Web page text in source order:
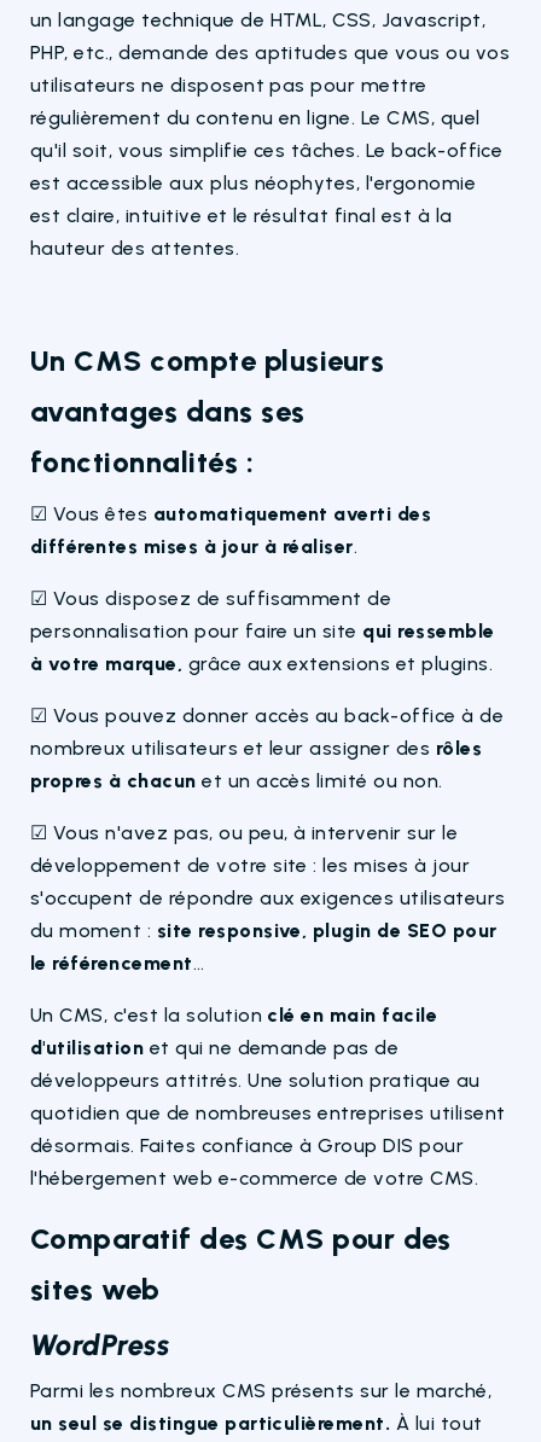
un langage technique de HTML, CSS, Javascript,
PHP, etc., demande des aptitudes que vous ou vos
utilisateurs ne disposent pas pour mettre
régulièrement du contenu en ligne. Le CMS, quel
qu'il soit, vous simplifie ces tâches. Le back-office
est accessible aux plus néophytes, l'ergonomie
est claire, intuitive et le résultat final est à la
hauteur des attentes.
Un CMS compte plusieurs
avantages dans ses
fonctionnalités :
☑ Vous êtes automatiquement averti des
différentes mises à jour à réaliser.
☑ Vous disposez de suffisamment de
personnalisation pour faire un site qui ressemble
à votre marque, grâce aux extensions et plugins.
☑ Vous pouvez donner accès au back-office à de
nombreux utilisateurs et leur assigner des rôles
propres à chacun et un accès limité ou non.
☑ Vous n'avez pas, ou peu, à intervenir sur le
développement de votre site : les mises à jour
s'occupent de répondre aux exigences utilisateurs
du moment : site responsive, plugin de SEO pour
le référencement…
Un CMS, c'est la solution clé en main facile
d'utilisation et qui ne demande pas de
développeurs attitrés. Une solution pratique au
quotidien que de nombreuses entreprises utilisent
désormais. Faites confiance à Group DIS pour
l'hébergement web e-commerce de votre CMS.
Comparatif des CMS pour des
sites web
WordPress
Parmi les nombreux CMS présents sur le marché,
un seul se distingue particulièrement. À lui tout